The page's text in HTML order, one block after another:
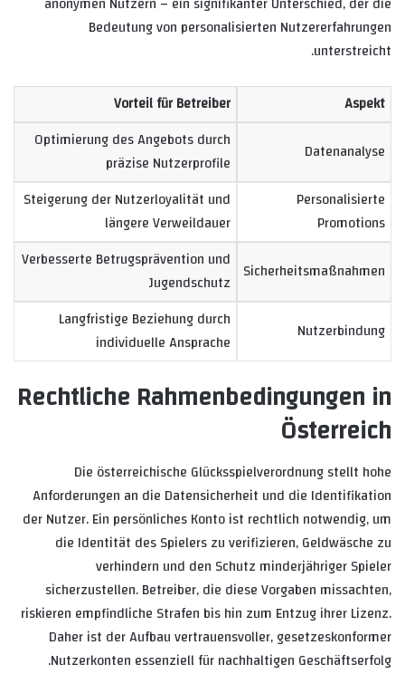
Bedeutung von personalisierten Nutzererfahrungen
unterstreicht.
Aspekt
Vorteil für Betreiber
Datenanalyse
Optimierung des Angebots durch
präzise Nutzerprofile
Personalisierte
Promotions
Steigerung der Nutzerloyalität und
längere Verweildauer
Sicherheitsmaßnahmen
Verbesserte Betrugsprävention und
Jugendschutz
Nutzerbindung
Langfristige Beziehung durch
individuelle Ansprache
Rechtliche Rahmenbedingungen in
Österreich
Die österreichische Glücksspielverordnung stellt hohe
Anforderungen an die Datensicherheit und die Identifikation
der Nutzer. Ein persönliches Konto ist rechtlich notwendig, um
die Identität des Spielers zu verifizieren, Geldwäsche zu
verhindern und den Schutz minderjähriger Spieler
sicherzustellen. Betreiber, die diese Vorgaben missachten,
riskieren empfindliche Strafen bis hin zum Entzug ihrer Lizenz.
Daher ist der Aufbau vertrauensvoller, gesetzeskonformer
Nutzerkonten essenziell für nachhaltigen Geschäftserfolg.